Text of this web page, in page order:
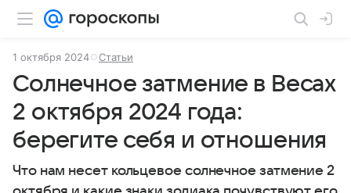
1 октября 2024 Статьи
Солнечное затмение в Весах
2 октября 2024 года:
берегите себя и отношения
Что нам несет кольцевое солнечное затмение 2